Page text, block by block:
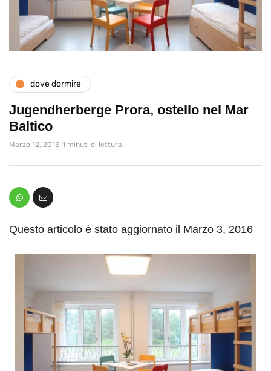
dove dormire
Jugendherberge Prora, ostello nel Mar
Baltico
Marzo 12, 2013 1 minuti di lettura
Questo articolo è stato aggiornato il Marzo 3, 2016